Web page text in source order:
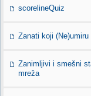
scorelineQuiz
Zanati koji (Ne)umiru
Zanimljivi i smešni
mreža